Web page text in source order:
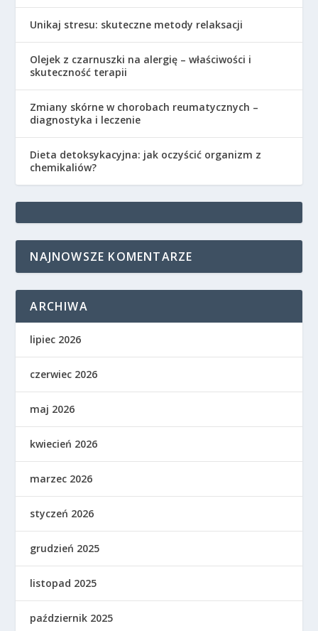
Unikaj stresu: skuteczne metody relaksacji
Olejek z czarnuszki na alergię – właściwości i
skuteczność terapii
Zmiany skórne w chorobach reumatycznych –
diagnostyka i leczenie
Dieta detoksykacyjna: jak oczyścić organizm z
chemikaliów?
NAJNOWSZE KOMENTARZE
ARCHIWA
lipiec 2026
czerwiec 2026
maj 2026
kwiecień 2026
marzec 2026
styczeń 2026
grudzień 2025
listopad 2025
październik 2025